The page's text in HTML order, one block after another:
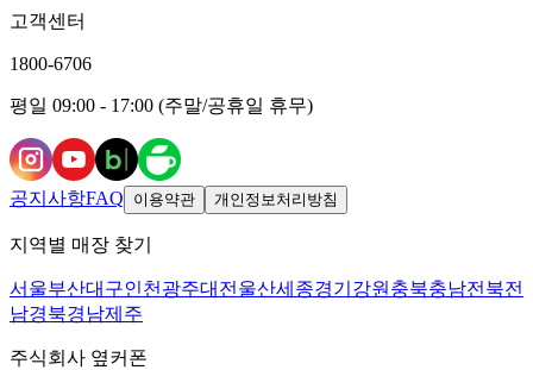
고객센터
1800-6706
평일 09:00 - 17:00 (주말/공휴일 휴무)
공지사항FAQ 이용약관 개인정보처리방침
지역별 매장 찾기
서울부산대구인천광주대전울산세종경기 강원충북충남전북전
남경북경남제주
주식회사 옆커폰